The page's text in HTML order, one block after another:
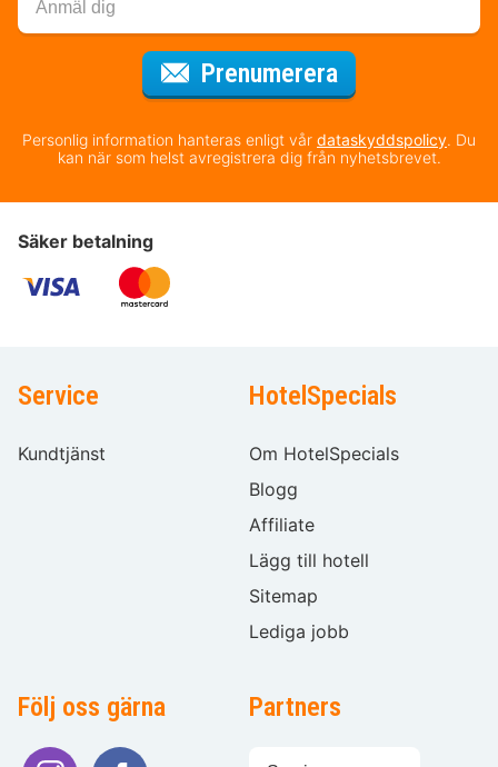
Prenumerera
Personlig information hanteras enligt vår dataskyddspolicy. Du
kan när som helst avregistrera dig från nyhetsbrevet.
Säker betalning
Service
Kundtjänst
HotelSpecials
Om HotelSpecials
Blogg
Affiliate
Lägg till hotell
Sitemap
Lediga jobb
Följ oss gärna Partners